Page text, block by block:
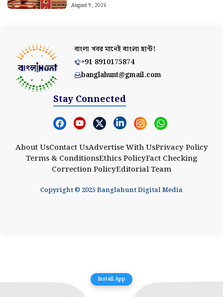
August 9, 2026
বাংলা খবর মানেইবাংলা হান্ট!
+91 8910175874
banglahunt@gmail.com
Stay Connected
About UsContact UsAdvertise With UsPrivacy Policy
Terms & ConditionsEthics PolicyFact Checking
Correction PolicyEditorial Team
Copyright © 2025 Banglahunt Digital Media
Install App